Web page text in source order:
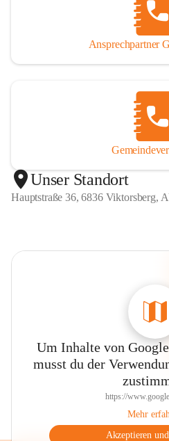
Ansprechpartner
Unser Standort
Hauptstraße 36, 6836 Viktorsberg,
Um Inhalte von
musst du der
https://
Mehr
Akzeptieren